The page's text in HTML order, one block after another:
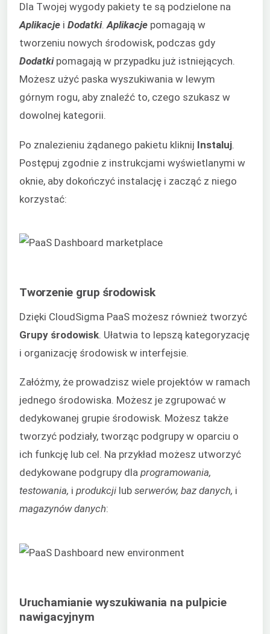
Dla Twojej wygody pakiety te są podzielone na
Aplikacje i Dodatki.Aplikacje pomagają w
tworzeniu nowych środowisk, podczas gdy
Dodatkipomagają w przypadku już istniejących.
Możesz użyć paska wyszukiwania w lewym
górnym rogu, aby znaleźć to, czego szukasz w
dowolnej kategorii.
Po znalezieniu żądanego pakietu kliknij Instaluj
Postępuj zgodnie z instrukcjami wyświetlanymi w
oknie, aby dokończyć instalację i zacząć z niego
korzystać:
Tworzenie grup środowisk
Dzięki CloudSigma PaaS możesz również tworzyć
Grupy środowisk . Ułatwia to lepszą kategoryzację
i organizację środowisk w interfejsie.
Załóżmy, że prowadzisz wiele projektów w ramach
jednego środowiska. Możesz je zgrupować w
dedykowanej grupie środowisk. Możesz także
tworzyć podziały, tworząc podgrupy w oparciu o
ich funkcję lub cel. Na przykład możesz utworzyć
dedykowane podgrupy dla programowania,
testowania, i produkcji lub serwerów, baz danych, i
magazynów danych:
Uruchamianie wyszukiwania na pulpicie
nawigacyjnym